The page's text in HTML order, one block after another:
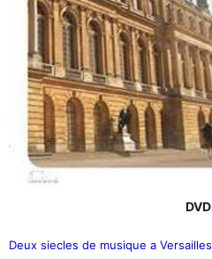
DVD
Deux siecles de musique a Versailles